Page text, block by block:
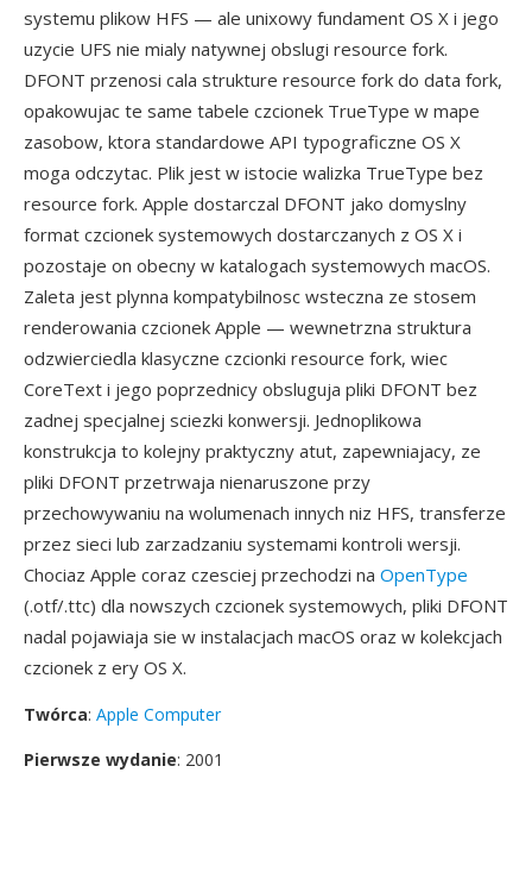
systemu plikow HFS — ale unixowy fundament OS X i jego
uzycie UFS nie mialy natywnej obslugi resource fork.
DFONT przenosi cala strukture resource fork do data fork,
opakowujac te same tabele czcionek TrueType w mape
zasobow, ktora standardowe API typograficzne OS X
moga odczytac. Plik jest w istocie walizka TrueType bez
resource fork. Apple dostarczal DFONT jako domyslny
format czcionek systemowych dostarczanych z OS X i
pozostaje on obecny w katalogach systemowych macOS.
Zaleta jest plynna kompatybilnosc wsteczna ze stosem
renderowania czcionek Apple — wewnetrzna struktura
odzwierciedla klasyczne czcionki resource fork, wiec
CoreText i jego poprzednicy obsluguja pliki DFONT bez
zadnej specjalnej sciezki konwersji. Jednoplikowa
konstrukcja to kolejny praktyczny atut, zapewniajacy, ze
pliki DFONT przetrwaja nienaruszone przy
przechowywaniu na wolumenach innych niz HFS, transferze
przez sieci lub zarzadzaniu systemami kontroli wersji.
Chociaz Apple coraz czesciej przechodzi na OpenType
(.otf/.ttc) dla nowszych czcionek systemowych, pliki DFONT
nadal pojawiaja sie w instalacjach macOS oraz w kolekcjach
czcionek z ery OS X.
Twórca: Apple Computer
Pierwsze wydanie: 2001